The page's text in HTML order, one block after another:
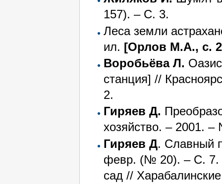
157). – С. 3.
Леса земли
ил. [Орлов М.А., с.
Воробьёва Л.
станция] //
2.
Гиряев Д.
хозяйство. – 2001.
Гиряев Д. Славный
февр. (№ 20). – С.
сад //